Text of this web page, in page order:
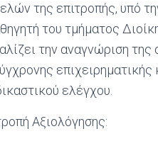
της επιτροπής, υπό
του τμήματος
την αναγνώριση της
ελέγχου.
Αξιολόγησης: